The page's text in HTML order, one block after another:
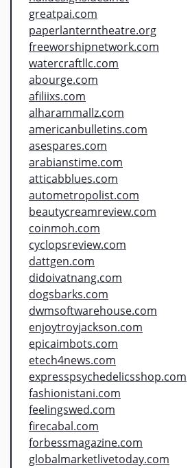
greatpai.com
paperlanterntheatre.org
freeworshipnetwork.com
watercraftllc.com
abourge.com
afiliixs.com
alharammallz.com
americanbulletins.com
asespares.com
arabianstime.com
atticabblues.com
autometropolist.com
beautycreamreview.com
coinmoh.com
cyclopsreview.com
dattgen.com
didoivatnang.com
dogsbarks.com
dwmsoftwarehouse.com
enjoytroyjackson.com
epicaimbots.com
etech4news.com
expresspsychedelicsshop.com
fashionistani.com
feelingswed.com
firecabal.com
forbessmagazine.com
globalmarketlivetoday.com